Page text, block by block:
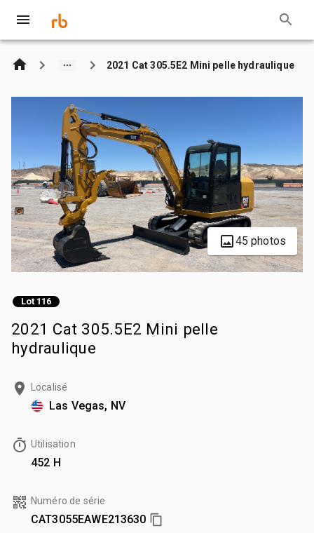
2021 Cat 305.5E2 Mini pelle hydraulique
45 photos
Lot 116
2021 Cat 305.5E2 Mini pelle
hydraulique
Localisé
Las Vegas, NV
Utilisation
452 H
Numéro de série
CAT3055EAWE213630